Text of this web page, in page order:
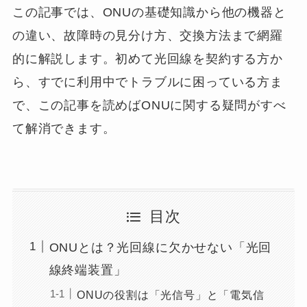
この記事では、ONUの基礎知識から他の機器と
の違い、故障時の見分け方、交換方法まで網羅
的に解説します。初めて光回線を契約する方か
ら、すでに利用中でトラブルに困っている方ま
で、この記事を読めばONUに関する疑問がすべ
て解消できます。
目次
ONUとは？光回線に欠かせない「光回
線終端装置」
ONUの役割は「光信号」と「電気信